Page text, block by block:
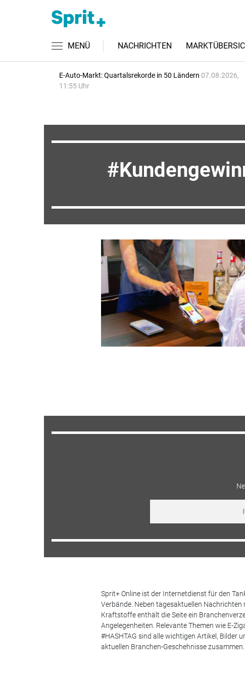
MENÜ NACHRICHTEN
E-Auto-Markt: Quartalsrekorde in 50 Ländern 07.08.2026,
11:55 Uhr
Sprit+ Online ist der Internetdienst für den
Verbände. Neben tagesaktuellen
Kraftstoffe enthält die Seite ein
Angelegenheiten. Relevante Themen wie E-
#HASHTAG sind alle wichtigen Artikel, Bilder
aktuellen Branchen-Geschehnisse zusammen.